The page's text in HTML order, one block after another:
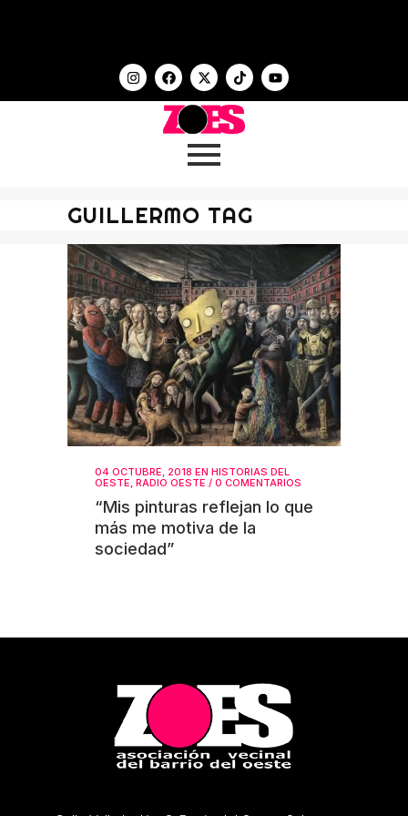
GUILLERMO TAG
04 OCTUBRE, 2018 EN HISTORIAS DEL
OESTE, RADIO OESTE / 0 COMENTARIOS
“Mis pinturas reflejan lo que
más me motiva de la
sociedad”